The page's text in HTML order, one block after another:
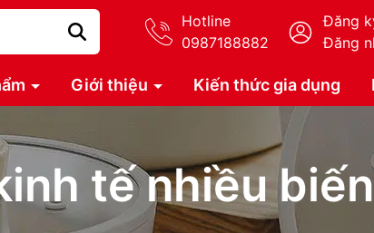
Hotline
0987188882
Đăng
Đăng
Giới thiệu Kiến thức gia dụng
tế nhiều